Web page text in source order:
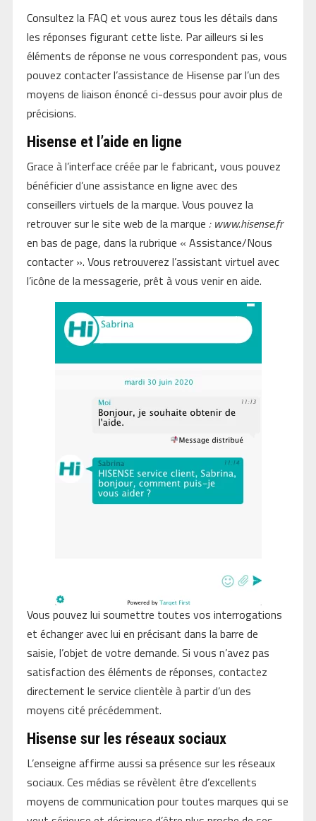
Consultez la FAQ et vous aurez tous les détails dans
les réponses figurant cette liste. Par ailleurs si les
éléments de réponse ne vous correspondent pas, vous
pouvez contacter l’assistance de Hisense par l’un des
moyens de liaison énoncé ci-dessus pour avoir plus de
précisions.
Hisense et l’aide en ligne
Grace à l’interface créée par le fabricant, vous pouvez
bénéficier d’une assistance en ligne avec des
conseillers virtuels de la marque. Vous pouvez la
retrouver sur le site web de la marque : www.hisense.fr
en bas de page, dans la rubrique « Assistance/Nous
contacter ». Vous retrouverez l’assistant virtuel avec
l’icône de la messagerie, prêt à vous venir en aide.
Vous pouvez lui soumettre toutes vos interrogations
et échanger avec lui en précisant dans la barre de
saisie, l’objet de votre demande. Si vous n’avez pas
satisfaction des éléments de réponses, contactez
directement le service clientèle à partir d’un des
moyens cité précédemment.
Hisense sur les réseaux sociaux
L’enseigne affirme aussi sa présence sur les réseaux
sociaux. Ces médias se révèlent être d’excellents
moyens de communication pour toutes marques qui se